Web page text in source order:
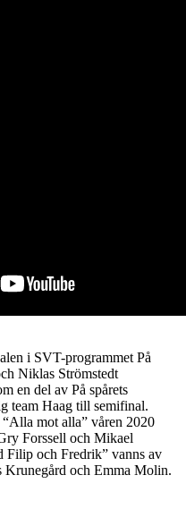
i SVT-programmet På
Niklas Strömstedt
en del av På spårets
team Haag till semifinal.
mot alla” våren 2020
Forssell och Mikael
Filip och Fredrik” vanns av
Krunegård och Emma Molin.